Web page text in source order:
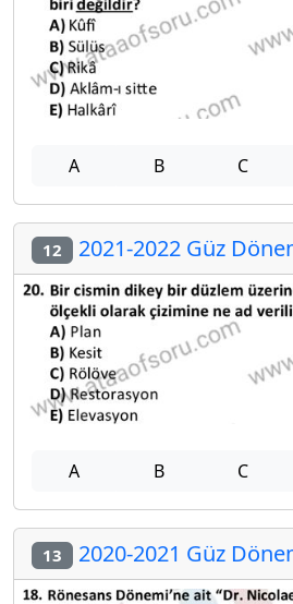
A B C
12 2021-2022 Güz
A B C
13 2020-2021 Güz